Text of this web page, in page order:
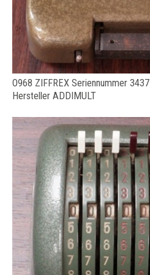
O968 ZIFFREX Seriennummer 3437
Hersteller ADDIMULT